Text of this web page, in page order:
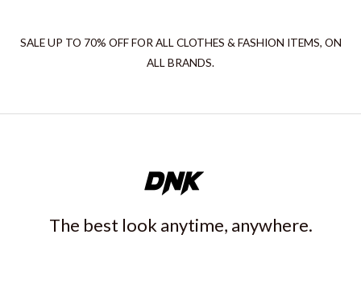
SALE UP TO 70% OFF FOR ALL CLOTHES & FASHION ITEMS, ON
ALL BRANDS.
The best look anytime, anywhere.